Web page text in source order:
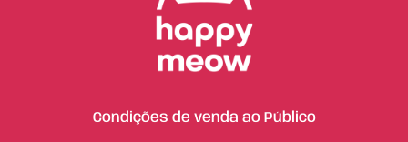
Condições de venda ao Público